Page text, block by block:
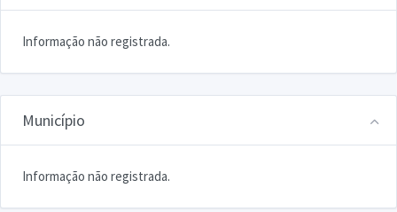
Informação não registrada.
Município
Informação não registrada.